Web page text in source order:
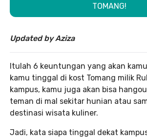
TOMANG!
Updated by Aziza
Itulah 6 keuntungan yang akan
kamu tinggal di kost Tomang milik
kampus, kamu juga akan bisa
teman di mal sekitar hunian atau
destinasi wisata kuliner.
Jadi, kata siapa tinggal dekat